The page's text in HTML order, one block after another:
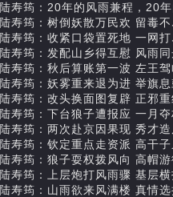
陆寿筠：20年的风雨兼程，20
陆寿筠：树倒妖散万民欢 留毒
陆寿筠：收紧口袋置死地 一网
陆寿筠：发配山乡得互慰 风雨
陆寿筠：秋后算账第一波 左王
陆寿筠：妖雾重来退为进 举旗
陆寿筠：改头换面图复辟 正邪
陆寿筠：下台狼子遭报应 一月
陆寿筠：两次赴京因果现 秀才
陆寿筠：钦定重点走资派 高干
陆寿筠：狼子耍权拨风向 高帽
陆寿筠：上层炮打风雨骤 基层
陆寿筠：山雨欲来风满楼 真情